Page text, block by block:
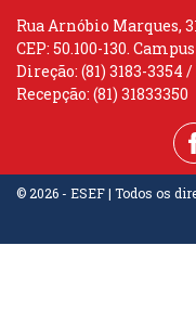
Rua Arnóbio Marques,
CEP: 50.100-130.
Direção: (81) 3183-3354
Recepção: (81) 31833350
© 2026 - ESEF | Todos os